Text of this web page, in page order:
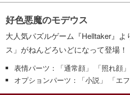
好色悪魔のモデウス
大人気パズルゲーム『Helltaker』よ
ス」がねんどろいどになって登場！
表情パーツ：「通常顔」 「照れ顔」
オプションパーツ：「小説」 「エ